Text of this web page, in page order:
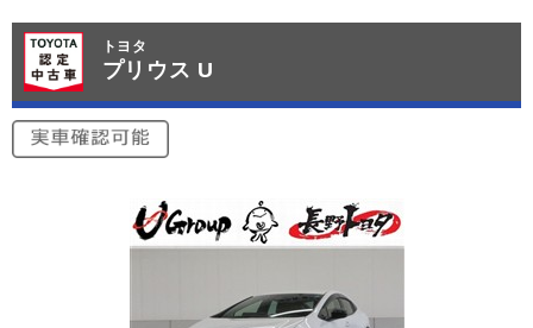
トヨタ
プリウス U